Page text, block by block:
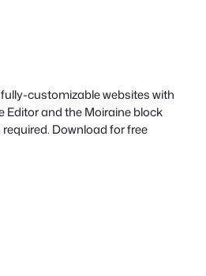
customizable websites with
Editor and the Moiraine block
Download for free